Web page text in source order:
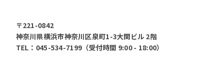
〒221-0842
神奈川県横浜市神奈川区泉町1-3大関ビル 2階
TEL：045-534-7199（受付時間 9:00 - 18:00）